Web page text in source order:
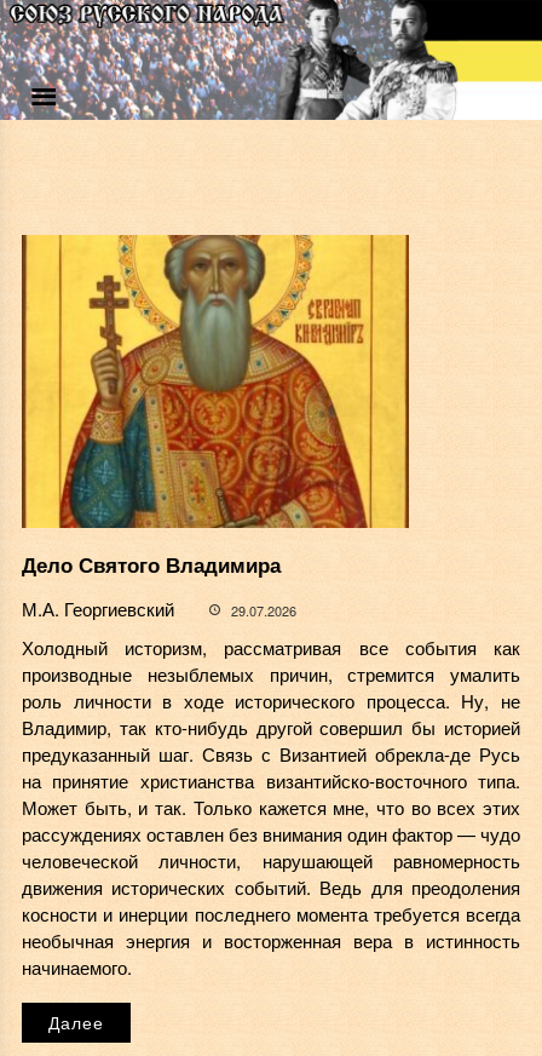
Дело Святого Владимира
М.А. Георгиевский 29.07.2026
Холодный историзм, рассматривая все события как
производные незыблемых причин, стремится умалить
роль личности в ходе исторического процесса. Ну, не
Владимир, так кто-нибудь другой совершил бы историей
предуказанный шаг. Связь с Византией обрекла-де Русь
на принятие христианства византийско-восточного типа.
Может быть, и так. Только кажется мне, что во всех этих
рассуждениях оставлен без внимания один фактор — чудо
человеческой личности, нарушающей равномерность
движения исторических событий. Ведь для преодоления
косности и инерции последнего момента требуется всегда
необычная энергия и восторженная вера в истинность
начинаемого.
Далее